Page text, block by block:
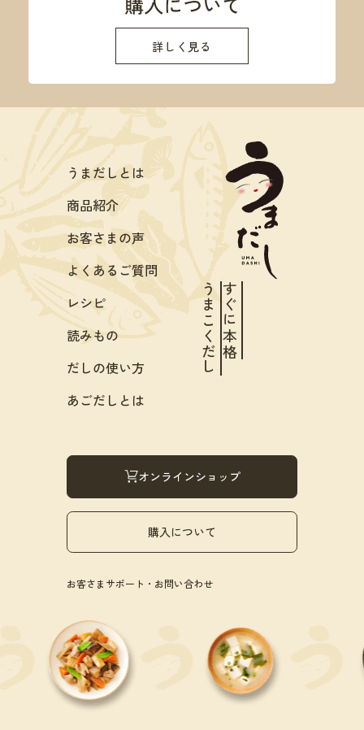
詳しく見る
すぐに本格
うまこくだし
うまだしとは
商品紹介
お客さまの声
よくあるご質問
レシピ
読みもの
だしの使い方
あごだしとは
オンラインショップ
購入について
お客さまサポート・お問い合わせ